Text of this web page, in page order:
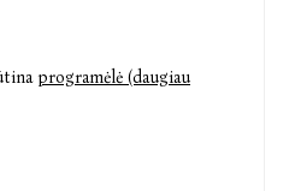
programėlė (daugiau